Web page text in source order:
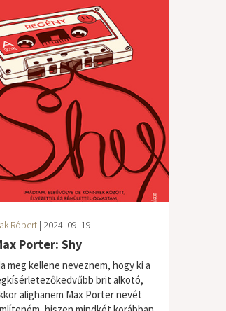
Róbert| 2024. 09. 19.
Porter: Shy
meg kellene neveznem, hogy ki a
brit alkotó,
alighanem Max Porter nevét